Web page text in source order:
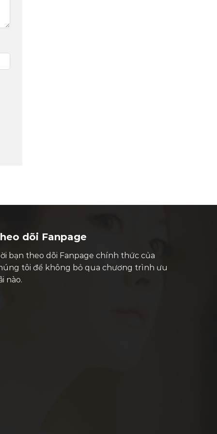
dõi Fanpage
bạn theo dõi Fanpage chính thức của
tôi để không bỏ qua chương trình ưu
nào.